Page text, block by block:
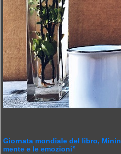
Giornata mondiale del libro,
mente e le emozioni”